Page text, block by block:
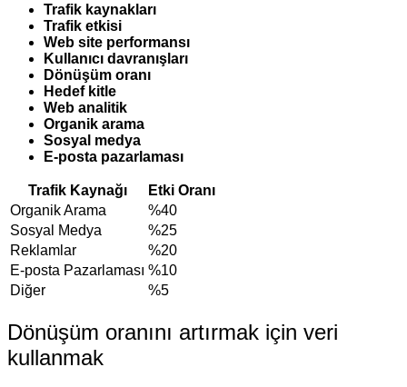
Trafik kaynakları
Trafik etkisi
Web site performansı
Kullanıcı davranışları
Dönüşüm oranı
Hedef kitle
Web analitik
Organik arama
Sosyal medya
E-posta pazarlaması
Trafik Kaynağı
Etki Oranı
Organik Arama
%40
Sosyal Medya
%25
Reklamlar
%20
E-posta Pazarlaması %10
Diğer
%5
Dönüşüm oranını artırmak için veri
kullanmak